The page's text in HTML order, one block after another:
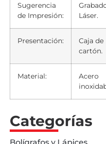
Sugerencia
de Impresión:
Láser.
Presentación:
Caja de
cartón.
Material:
Acero
Categorías